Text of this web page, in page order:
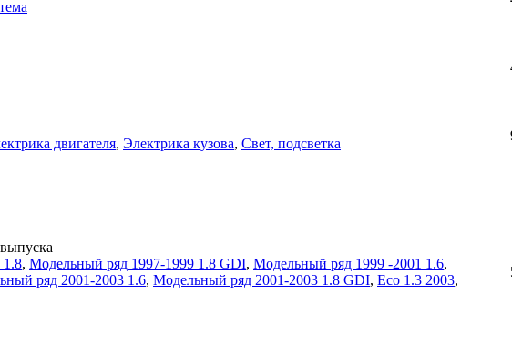
двигателя, Электрика кузова, Свет, подсветка
1.8, Модельный ряд 1997-1999 1.8 GDI, Модельный ряд 1999 -2001 1.6,
ряд 2001-2003 1.6, Модельный ряд 2001-2003 1.8 GDI, Eco 1.3 2003,